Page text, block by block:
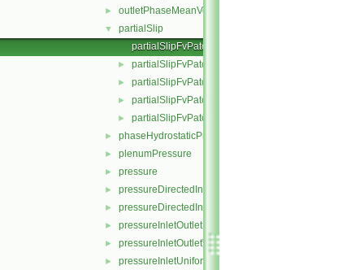
► outletPhaseMeanVelocity
▼
partialSlip
partialSlipFvPatchField.C
► partialSlipFvPatchField.H
► partialSlipFvPatchFields.C
► partialSlipFvPatchFields.H
► partialSlipFvPatchFieldsFwd.H
► phaseHydrostaticPressure
► plenumPressure
► pressure
► pressureDirectedInletOutletVelocity
► pressureDirectedInletVelocity
► pressureInletOutletParSlipVelocity
► pressureInletOutletVelocity
► pressureInletUniformVelocity